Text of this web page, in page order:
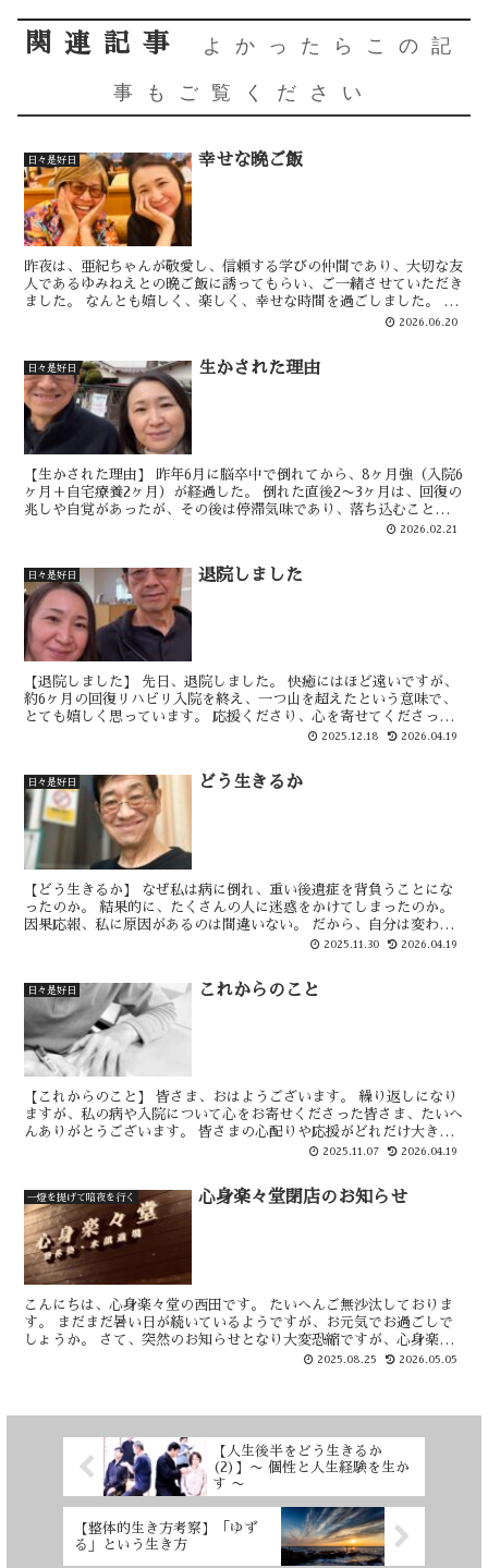
関連記事
よかったらこの記
事もご覧ください
日々是好日 幸せな晩ご飯
昨夜は、亜紀ちゃんが敬愛し、信頼する学びの仲間であり、大切な友
人であるゆみねえとの晩ご飯に誘ってもらい、ご一緒させていただき
ました。 なんとも嬉しく、楽しく、幸せな時間を過ごしました。 二
人の明るくやさしい笑顔の良い写真が撮れたので、皆さん...2026.06.20
日々是好日 生かされた理由
【生かされた理由】 昨年6月に脳卒中で倒れてから、8ヶ月強（入院6
ヶ月＋自宅療養2ヶ月）が経過した。 倒れた直後2〜3ヶ月は、回復の
兆しや自覚があったが、その後は停滞気味であり、落ち込むことや絶
2026.02.21
日々是好日 退院しました
【退院しました】 先日、退院しました。 快癒にはほど遠いですが、
約6ヶ月の回復リハビリ入院を終え、一つ山を超えたという意味で、
とても嬉しく思っています。 応援くださり、心を寄せてくださった
皆さま、本当にありがとうございました。 ほぼ毎日、面...
2025.12.18 2026.04.19
日々是好日 どう生きるか
【どう生きるか】 なぜ私は病に倒れ、重い後遺症を背負うことにな
ったのか。 結果的に、たくさんの人に迷惑をかけてしまったのか。
因果応報、私に原因があるのは間違いない。 だから、自分は変わら
ねばならない。 もちろん、生活習慣や言動などは変える...
2025.11.30 2026.04.19
日々是好日 これからのこと
【これからのこと】 皆さま、おはようございます。 繰り返しになり
ますが、私の病や入院について心をお寄せくださった皆さま、たいへ
んありがとうございます。 皆さまの心配りや応援がどれだけ大きな
力になってるか、わかりません。 温かいご厚情に、心よ...
2025.11.07 2026.04.19
一燈を提げて暗夜を行く 心身楽々堂閉店のお知らせ
こんにちは、心身楽々堂の西田です。 たいへんご無沙汰しておりま
す。 まだまだ暑い日が続いているようですが、お元気でお過ごしで
しょうか。 さて、突然のお知らせとなり大変恐縮ですが、心身楽々
堂は今月をもって閉店することとなりました。 閉店を決断...
2025.08.25 2026.05.05
【人生後半をどう生きるか
(2)】〜 個性と人生経験を生か
す 〜
【整体的生き方考察】「ゆず
る」という生き方